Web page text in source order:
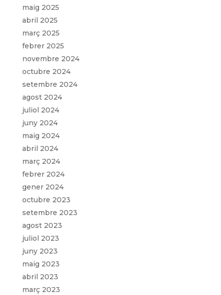
maig 2025
abril 2025
març 2025
febrer 2025
novembre 2024
octubre 2024
setembre 2024
agost 2024
juliol 2024
juny 2024
maig 2024
abril 2024
març 2024
febrer 2024
gener 2024
octubre 2023
setembre 2023
agost 2023
juliol 2023
juny 2023
maig 2023
abril 2023
març 2023